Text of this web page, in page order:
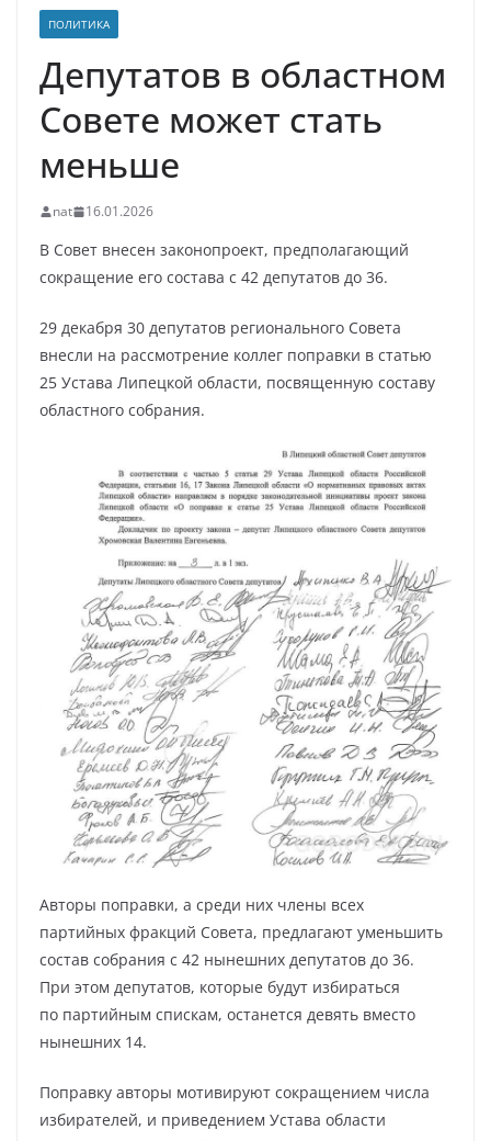
ПОЛИТИКА
Депутатов в областном
Совете может стать
меньше
nat 16.01.2026
В Cовет внесен законопроект, предполагающий
сокращение его состава с 42 депутатов до 36.
29 декабря 30 депутатов регионального Совета
внесли на рассмотрение коллег поправки в статью
25 Устава Липецкой области, посвященную составу
областного собрания.
Авторы поправки, а среди них члены всех
партийных фракций Совета, предлагают уменьшить
состав собрания с 42 нынешних депутатов до 36.
При этом депутатов, которые будут избираться
по партийным спискам, останется девять вместо
нынешних 14.
Поправку авторы мотивируют сокращением числа
избирателей, и приведением Устава области